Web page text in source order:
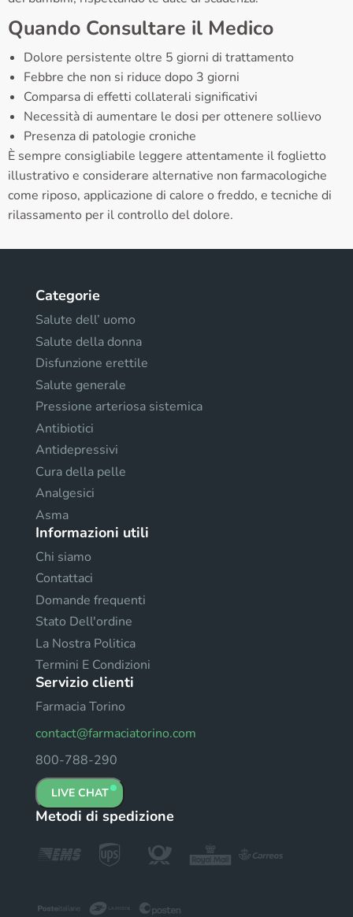
Quando Consultare il Medico
Dolore persistente oltre 5 giorni di trattamento
Febbre che non si riduce dopo 3 giorni
Comparsa di effetti collaterali significativi
Necessità di aumentare le dosi per ottenere sollievo
Presenza di patologie croniche
È sempre consigliabile leggere attentamente il foglietto
illustrativo e considerare alternative non farmacologiche
come riposo, applicazione di calore o freddo, e tecniche di
rilassamento per il controllo del dolore.
Categorie
Salute dell’ uomo
Salute della donna
Disfunzione erettile
Salute generale
Pressione arteriosa sistemica
Antibiotici
Antidepressivi
Cura della pelle
Analgesici
Asma
Informazioni utili
Chi siamo
Contattaci
Domande frequenti
Stato Dell'ordine
La Nostra Politica
Termini E Condizioni
Servizio clienti
Farmacia Torino
contact@farmaciatorino.com
800-788-290
LIVE CHAT
Metodi di spedizione